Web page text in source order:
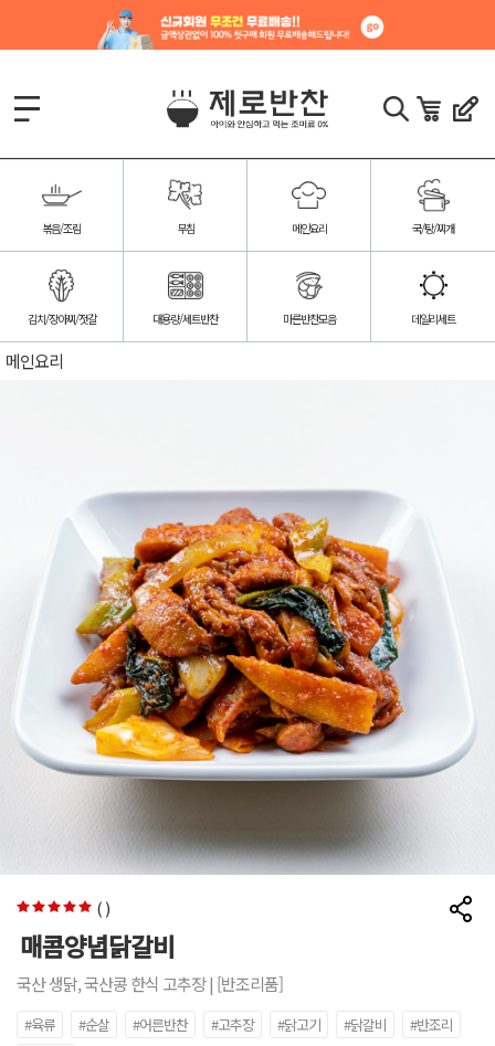
볶음/조림 무침 메인요리 국/탕/찌개
김치/장아찌/젓갈 대용량/세트반찬 마른반찬모음 데일리세트
메인요리
()
매콤양념닭갈비
국산 생닭, 국산콩 한식 고추장 | [반조리품]
#육류 #순살 #어른반찬 #고추장 #닭고기 #닭갈비
#반조리